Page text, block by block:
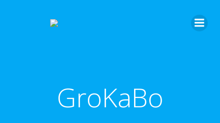
GroKaBo